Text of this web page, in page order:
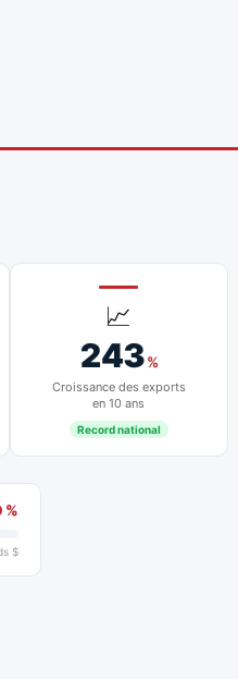
📈
243%
Croissance des exports
en 10 ans
Record national
%
$